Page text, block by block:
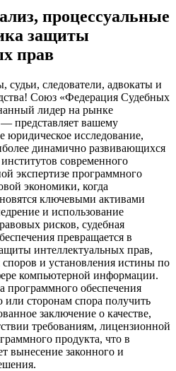
процессуальные
защиты
прав
следователи, адвокаты и
Союз «Федерация Судебных
лидер на рынке
представляет вашему
исследование,
динамично развивающихся
современного
экспертизе программного
экономики, когда
ключевыми активами
и использование
рисков, судебная
превращается в
интеллектуальных прав,
и установления истины по
компьютерной информации.
программного обеспечения
или сторонам спора получить
заключение о качестве,
требованиям, лицензионной
продукта, что в
вынесение законного и